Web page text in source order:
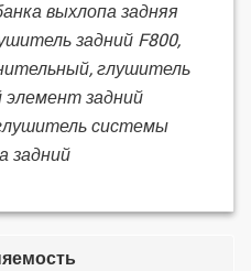
выхлопа задняя
задний F800,
глушитель
элемент задний
системы
задний